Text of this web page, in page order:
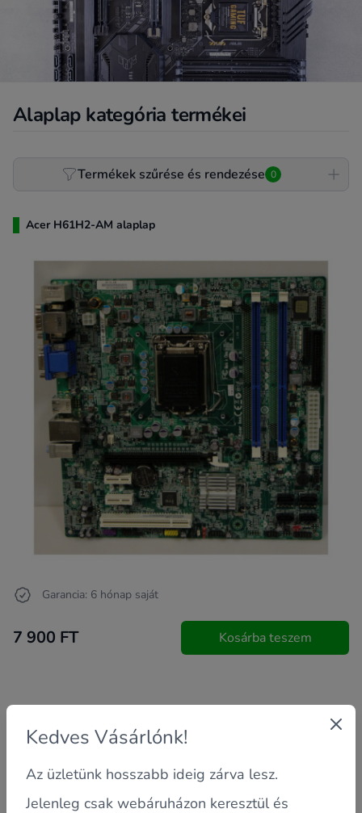
nyújtsa. Fedezd fel kínálatunkat, és találd meg az ideális alaplapot,
amely megfelel az igényeidnek és persze a költségvetésednek.
Alaplap kategória termékei
Product filterTermékek szűrése és rendezése 0
Acer H61H2-AM alaplap
Garancia: 6 hónap saját
7 900 FT Kosárba teszem
FooterKedves Vásárlónk!
Az üzletünk hosszabb ideig zárva lesz.
Jelenleg csak webáruházon keresztül és